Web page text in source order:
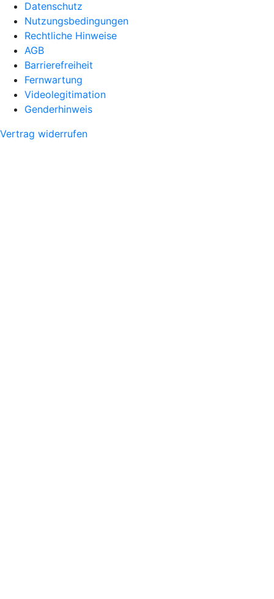
Datenschutz
Nutzungsbedingungen
Rechtliche Hinweise
AGB
Barrierefreiheit
Fernwartung
Videolegitimation
Genderhinweis
Vertrag widerrufen